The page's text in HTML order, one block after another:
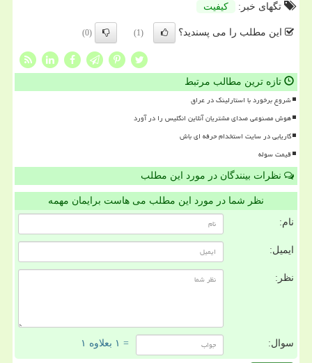
تگهای خبر:
كیفیت
این مطلب را می پسندید؟ (1)
(0)
تازه ترین مطالب مرتبط
شروع برخورد با استارلینک در عراق
هوش مصنوعی صدای مشتریان آنلاین انگلیس را در آورد
کاریابی در سایت استخدام حرفه ای باش
قیمت سوله
نظرات بینندگان در مورد این مطلب
نظر شما در مورد این مطلب می هاست برایمان مهمه
نام:
ایمیل:
نظر:
سوال: = ۱ بعلاوه ۱